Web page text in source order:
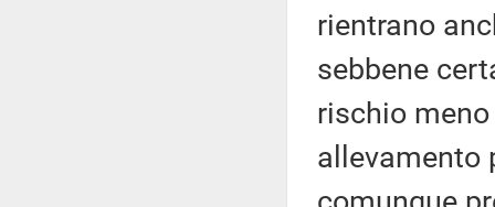
rientrano
sebbene
rischio
allevamento